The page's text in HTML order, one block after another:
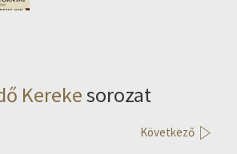
Kerekesorozat
Következő